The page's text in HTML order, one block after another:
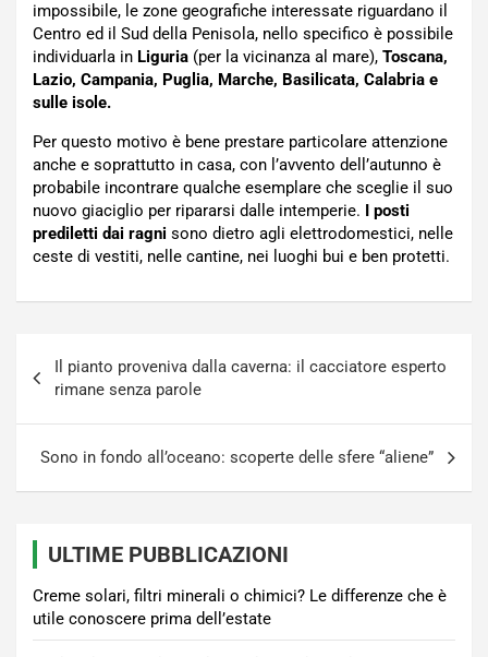
impossibile, le zone geografiche interessate riguardano il
Centro ed il Sud della Penisola, nello specifico è possibile
individuarla in Liguria (per la vicinanza al mare), Toscana,
Lazio, Campania, Puglia, Marche, Basilicata, Calabria e
sulle isole.
Per questo motivo è bene prestare particolare attenzione
anche e soprattutto in casa, con l’avvento dell’autunno è
probabile incontrare qualche esemplare che sceglie il suo
nuovo giaciglio per ripararsi dalle intemperie. I posti
prediletti dai ragni sono dietro agli elettrodomestici, nelle
ceste di vestiti, nelle cantine, nei luoghi bui e ben protetti.
articoli
Il pianto proveniva dalla caverna: il cacciatore esperto
rimane senza parole
Sono in fondo all’oceano: scoperte delle sfere “aliene”
ULTIME PUBBLICAZIONI
Creme solari, filtri minerali o chimici? Le differenze che è
utile conoscere prima dell’estate